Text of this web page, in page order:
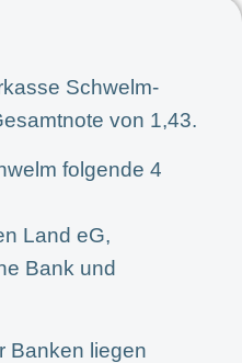
Schwelm-
von 1,43.
folgende 4
Land eG,
Bank und
Banken liegen